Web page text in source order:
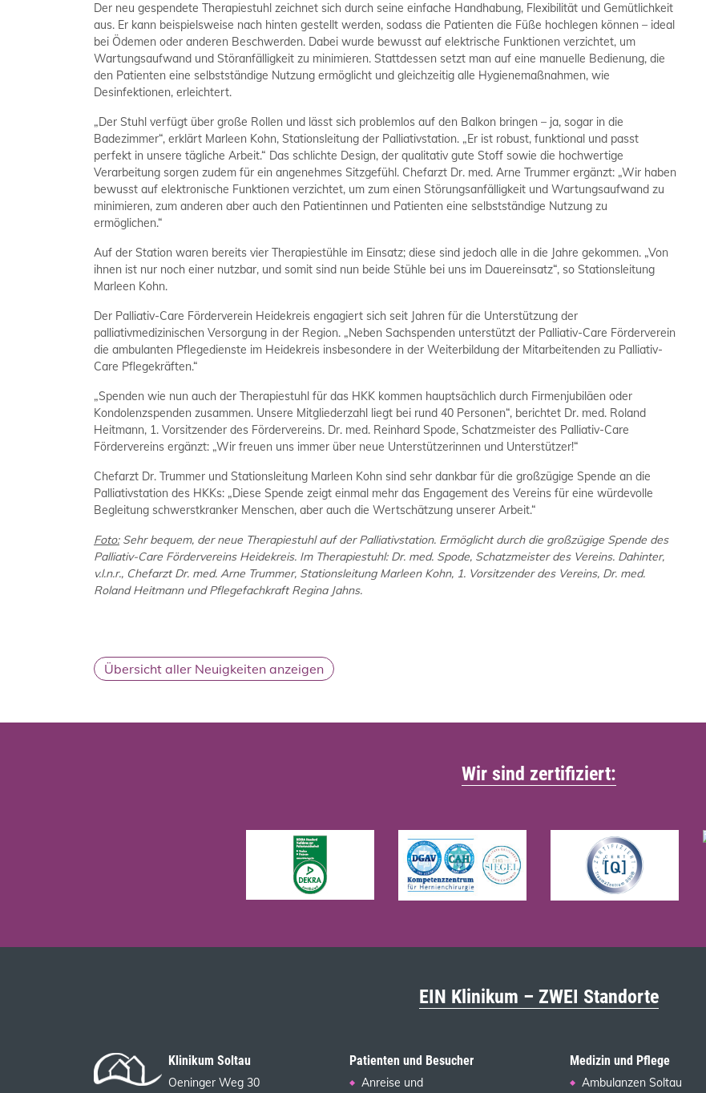
Der neu gespendete Therapiestuhl zeichnet sich durch seine einfache Handhabung, Flexibilität und Gemütlichkeit
aus. Er kann beispielsweise nach hinten gestellt werden, sodass die Patienten die Füße hochlegen können – ideal
bei Ödemen oder anderen Beschwerden. Dabei wurde bewusst auf elektrische Funktionen verzichtet, um
Wartungsaufwand und Störanfälligkeit zu minimieren. Stattdessen setzt man auf eine manuelle Bedienung, die
den Patienten eine selbstständige Nutzung ermöglicht und gleichzeitig alle Hygienemaßnahmen, wie
Desinfektionen, erleichtert.
„Der Stuhl verfügt über große Rollen und lässt sich problemlos auf den Balkon bringen – ja, sogar in die
Badezimmer“, erklärt Marleen Kohn, Stationsleitung der Palliativstation. „Er ist robust, funktional und passt
perfekt in unsere tägliche Arbeit.“ Das schlichte Design, der qualitativ gute Stoff sowie die hochwertige
Verarbeitung sorgen zudem für ein angenehmes Sitzgefühl. Chefarzt Dr. med. Arne Trummer ergänzt: „Wir haben
bewusst auf elektronische Funktionen verzichtet, um zum einen Störungsanfälligkeit und Wartungsaufwand zu
minimieren, zum anderen aber auch den Patientinnen und Patienten eine selbstständige Nutzung zu
ermöglichen.“
Auf der Station waren bereits vier Therapiestühle im Einsatz; diese sind jedoch alle in die Jahre gekommen. „Von
ihnen ist nur noch einer nutzbar, und somit sind nun beide Stühle bei uns im Dauereinsatz“, so Stationsleitung
Marleen Kohn.
Der Palliativ-Care Förderverein Heidekreis engagiert sich seit Jahren für die Unterstützung der
palliativmedizinischen Versorgung in der Region. „Neben Sachspenden unterstützt der Palliativ-Care Förderverein
die ambulanten Pflegedienste im Heidekreis insbesondere in der Weiterbildung der Mitarbeitenden zu Palliativ-
Care Pflegekräften.“
„Spenden wie nun auch der Therapiestuhl für das HKK kommen hauptsächlich durch Firmenjubiläen oder
Kondolenzspenden zusammen. Unsere Mitgliederzahl liegt bei rund 40 Personen“, berichtet Dr. med. Roland
Heitmann, 1. Vorsitzender des Fördervereins. Dr. med. Reinhard Spode, Schatzmeister des Palliativ-Care
Fördervereins ergänzt: „Wir freuen uns immer über neue Unterstützerinnen und Unterstützer!“
Chefarzt Dr. Trummer und Stationsleitung Marleen Kohn sind sehr dankbar für die großzügige Spende an die
Palliativstation des HKKs: „Diese Spende zeigt einmal mehr das Engagement des Vereins für eine würdevolle
Begleitung schwerstkranker Menschen, aber auch die Wertschätzung unserer Arbeit.“
Foto:Sehr bequem, der neue Therapiestuhl auf der Palliativstation. Ermöglicht durch die großzügige Spende des
Palliativ-Care Fördervereins Heidekreis. Im Therapiestuhl: Dr. med. Spode, Schatzmeister des Vereins. Dahinter,
v.l.n.r., Chefarzt Dr. med. Arne Trummer, Stationsleitung Marleen Kohn, 1. Vorsitzender des Vereins, Dr. med.
Roland Heitmann und Pflegefachkraft Regina Jahns.
Übersicht aller Neuigkeiten anzeigen
Wir sind zertifiziert:
EIN Klinikum – ZWEI Standorte
Klinikum Soltau
Oeninger Weg 30
Patienten und Besucher
Anreise und
Medizin und Pflege
Ambulanzen Soltau